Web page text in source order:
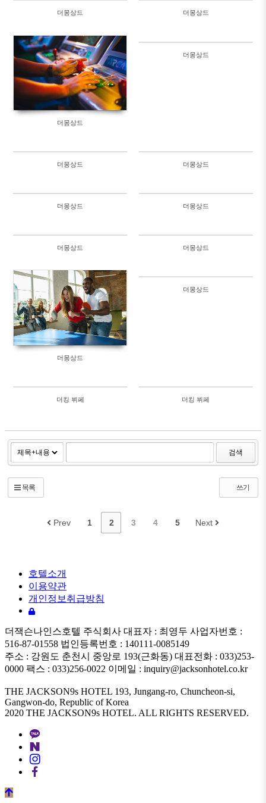
786
더몽상드
761
더몽상드
929
더몽상드
더몽상드
948
더몽상드
1091
더몽상드
696
더몽상드
137752
더몽상드
564
더몽상드
501
더몽상드
506
더몽상드
더몽상드
더킹 뷔페 더킹 뷔페
검색
목록 쓰기
Prev 1 2 3 4 5 Next
호텔소개
이용약관
개인정보취급방침
더잭슨나인스호텔 주식회사 대표자 : 최영두 사업자번호 :
516-87-01558 법인등록번호 : 140111-0085149
주소 : 강원도 춘천시 중앙로 193(근화동) 대표전화 : 033)253-
0000 팩스 : 033)256-0022 이메일 : inquiry@jacksonhotel.co.kr
THE JACKSON9s HOTEL 193, Jungang-ro, Chuncheon-si,
Gangwon-do, Republic of Korea
2020 THE JACKSON9s HOTEL. ALL RIGHTS RESERVED.
©